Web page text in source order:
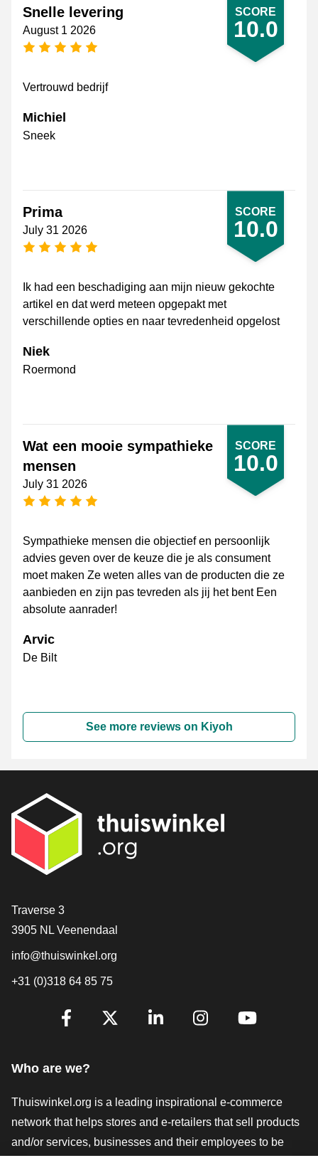
SCORE
10.0
Snelle levering
August 1 2026
5 stars
Vertrouwd bedrijf
Michiel
Sneek
SCORE
10.0
Prima
July 31 2026
5 stars
Ik had een beschadiging aan mijn nieuw gekochte
artikel en dat werd meteen opgepakt met
verschillende opties en naar tevredenheid opgelost
Niek
Roermond
SCORE
10.0
Wat een mooie sympathieke
mensen
July 31 2026
5 stars
Sympathieke mensen die objectief en persoonlijk
advies geven over de keuze die je als consument
moet maken Ze weten alles van de producten die ze
aanbieden en zijn pas tevreden als jij het bent Een
absolute aanrader!
Arvic
De Bilt
See more reviews on Kiyoh
Contact
Traverse 3
3905 NL Veenendaal
info@thuiswinkel.org
+31 (0)318 64 85 75
Are you already following us?
Who are we?
Thuiswinkel.org is a leading inspirational e-commerce
network that helps stores and e-retailers that sell products
and/or services, businesses and their employees to be